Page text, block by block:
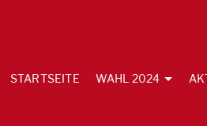
STARTSEITE WAHL 2024